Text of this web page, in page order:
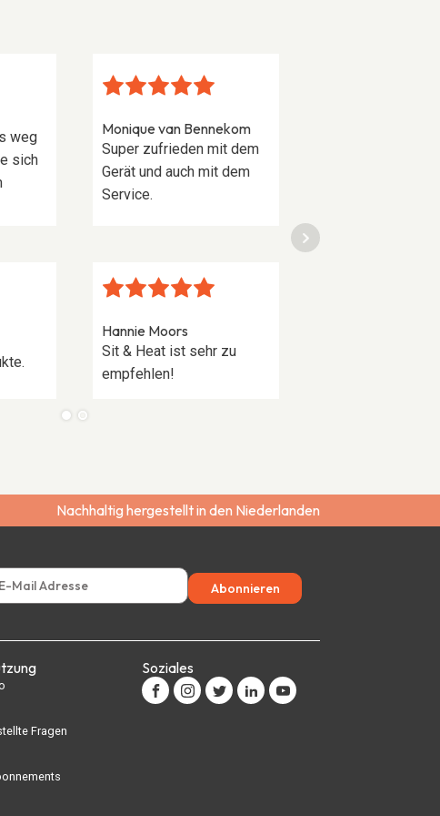
weg
sich
Monique van Bennekom
Super zufrieden mit dem
Gerät und auch mit dem
Service.
Hannie Moors
Sit & Heat ist sehr zu
empfehlen!
Nachhaltig hergestellt in den Niederlanden
Abonnieren
Fragen
Soziales